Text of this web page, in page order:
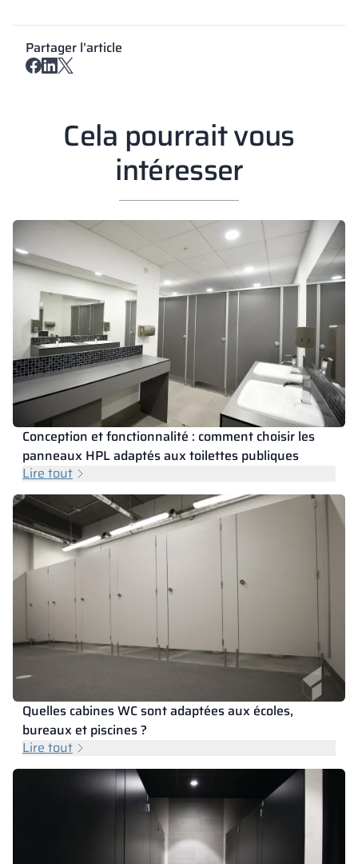
Partager l’article
Cela pourrait vous
intéresser
Conception et fonctionnalité : comment choisir les
panneaux HPL adaptés aux toilettes publiques
Lire tout
Quelles cabines WC sont adaptées aux écoles,
bureaux et piscines ?
Lire tout